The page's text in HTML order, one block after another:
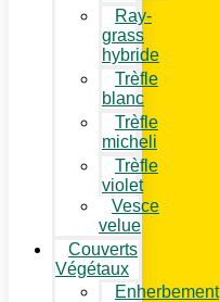
Ray-
grass
hybride
Trèfle
blanc
Trèfle
micheli
Trèfle
violet
Vesce
velue
Couverts
Végétaux
Enherbement